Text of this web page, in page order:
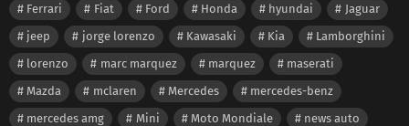
Ferrari
Fiat Ford Honda hyundai
Jaguar
jeep
jorge lorenzo Kawasaki Kia
Lamborghini
lorenzo
marc marquez marquez
maserati
Mazda
mclaren Mercedes
mercedes-benz
mercedes amg
Mini Moto Mondiale
news auto